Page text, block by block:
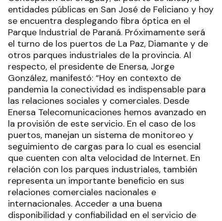
entidades públicas en San José de Feliciano y hoy
se encuentra desplegando fibra óptica en el
Parque Industrial de Paraná. Próximamente será
el turno de los puertos de La Paz, Diamante y de
otros parques industriales de la provincia. Al
respecto, el presidente de Enersa, Jorge
González, manifestó: “Hoy en contexto de
pandemia la conectividad es indispensable para
las relaciones sociales y comerciales. Desde
Enersa Telecomunicaciones hemos avanzado en
la provisión de este servicio. En el caso de los
puertos, manejan un sistema de monitoreo y
seguimiento de cargas para lo cual es esencial
que cuenten con alta velocidad de Internet. En
relación con los parques industriales, también
representa un importante beneficio en sus
relaciones comerciales nacionales e
internacionales. Acceder a una buena
disponibilidad y confiabilidad en el servicio de